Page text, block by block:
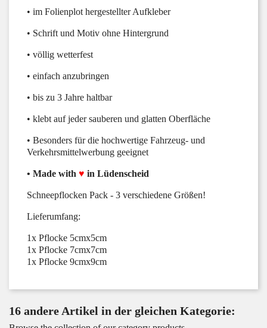
• im Folienplot hergestellter Aufkleber
• Schrift und Motiv ohne Hintergrund
• völlig wetterfest
• einfach anzubringen
• bis zu 3 Jahre haltbar
• klebt auf jeder sauberen und glatten Oberfläche
• Besonders für die hochwertige Fahrzeug- und
Verkehrsmittelwerbung geeignet
• Made with ♥ in Lüdenscheid
Schneepflocken Pack - 3 verschiedene Größen!
Lieferumfang:
1x Pflocke 5cmx5cm
1x Pflocke 7cmx7cm
1x Pflocke 9cmx9cm
16 andere Artikel in der gleichen Kategorie: